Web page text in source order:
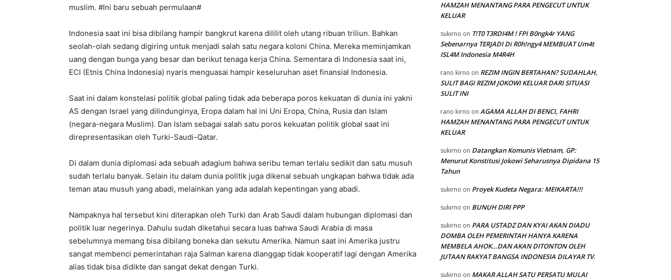
muslim. #Ini baru sebuah permulaan#
Indonesia saat ini bisa dibilang hampir bangkrut karena dililit oleh utang ribuan triliun. Bahkan
seolah-olah sedang digiring untuk menjadi salah satu negara koloni China. Mereka meminjamkan
uang dengan bunga yang besar dan berikut tenaga kerja China. Sementara di Indonesia saat ini,
ECI (Etnis China Indonesia) nyaris menguasai hampir keseluruhan aset finansial Indonesia.
Saat ini dalam konstelasi politik global paling tidak ada beberapa poros kekuatan di dunia ini yakni
AS dengan Israel yang dilindunginya, Eropa dalam hal ini Uni Eropa, China, Rusia dan Islam
(negara-negara Muslim). Dan Islam sebagai salah satu poros kekuatan politik global saat ini
direpresentasikan oleh Turki-Saudi-Qatar.
Di dalam dunia diplomasi ada sebuah adagium bahwa seribu teman terlalu sedikit dan satu musuh
sudah terlalu banyak. Selain itu dalam dunia politik juga dikenal sebuah ungkapan bahwa tidak ada
teman atau musuh yang abadi, melainkan yang ada adalah kepentingan yang abadi.
Nampaknya hal tersebut kini diterapkan oleh Turki dan Arab Saudi dalam hubungan diplomasi dan
politik luar negerinya. Dahulu sudah diketahui secara luas bahwa Saudi Arabia di masa
sebelumnya memang bisa dibilang boneka dan sekutu Amerika. Namun saat ini Amerika justru
sangat membenci pemerintahan raja Salman karena dianggap tidak kooperatif lagi dengan Amerika
alias tidak bisa didikte dan sangat dekat dengan Turki.
HAMZAH MENANTANG PARA PENGECUT UNTUK
KELUAR
sukirno on T!T0 T3RDI4M ! FPI B0ngk4r YANG
Sebenarnya TERJADI Di R0h!ngy4 MEMBUAT Um4t
ISL4M Indonesia M4R4H
rano kirno on REZIM INGIN BERTAHAN? SUDAHLAH,
SULIT BAGI REZIM JOKOWI KELUAR DARI SITUASI
SULIT INI
rano kirno on AGAMA ALLAH DI BENCI, FAHRI
HAMZAH MENANTANG PARA PENGECUT UNTUK
KELUAR
sukirno on Datangkan Komunis Vietnam, GP:
Menurut Konstitusi Jokowi Seharusnya Dipidana 15
Tahun
sukirno on Proyek Kudeta Negara: MEIKARTA!!!
sukirno on BUNUH DIRI PPP
sukirno on PARA USTADZ DAN KYAI AKAN DIADU
DOMBA OLEH PEMERINTAH HANYA KARENA
MEMBELA AHOK…DAN AKAN DITONTON OLEH
JUTAAN RAKYAT BANGSA INDONESIA DILAYAR TV.
sukirno on MAKAR ALLAH SATU PERSATU MULAI